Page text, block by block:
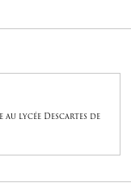
lycée Descartes de